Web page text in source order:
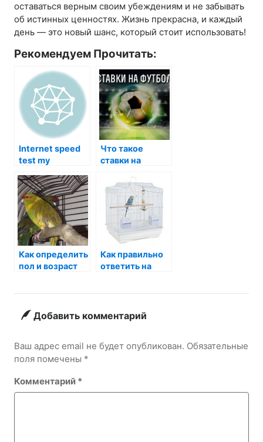
оставаться верным своим убеждениям и не забывать
об истинных ценностях. Жизнь прекрасна, и каждый
день — это новый шанс, который стоит использовать!
Рекомендуем Прочитать:
Internet speed
test my
Что такое
ставки на
Как определить
пол и возраст
Как правильно
ответить на
Добавить комментарий
Ваш адрес email не будет опубликован. Обязательные
поля помечены *
Комментарий *